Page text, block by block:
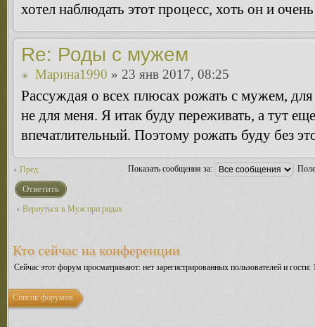
хотел наблюдать этот процесс, хоть он и
Re: Роды с мужем
Марина1990 » 23 янв 2017, 08:25
Рассуждая о всех плюсах рожать с мужем, для
не для меня. Я итак буду переживать, а тут
впечатлительный. Поэтому рожать буду без
Пред. Показать сообщения за:
Ответить
Вернуться в Муж при родах
Кто сейчас на конференции
Сейчас этот форум просматривают: нет зарегистрированных пользователей и гости:
Список форумов